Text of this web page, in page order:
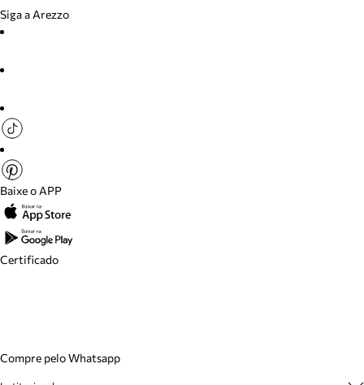
Siga a Arezzo
Baixe o APP
Certificado
Compre pelo Whatsapp